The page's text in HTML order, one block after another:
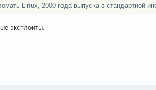
Linux, 2000 года выпуска в стандартной
эксплоиты.